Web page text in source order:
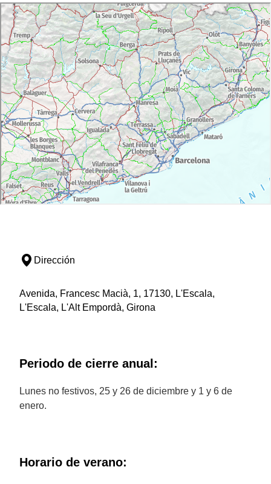
Dirección
Avenida, Francesc Macià, 1, 17130, L'Escala,
L'Escala, L'Alt Empordà, Girona
Periodo de cierre anual:
Lunes no festivos, 25 y 26 de diciembre y 1 y 6 de
enero.
Horario de verano: